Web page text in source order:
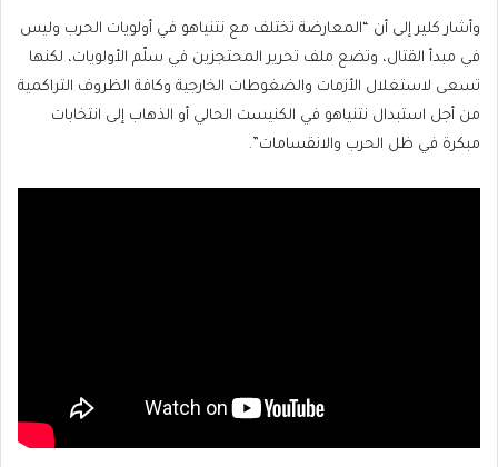
وأشار كلير إلى أن “المعارضة تختلف مع نتنياهو في أولويات الحرب وليس
في مبدأ القتال، وتضع ملف تحرير المحتجزين في سلّم الأولويات، لكنها
تسعى لاستغلال الأزمات والضغوطات الخارجية وكافة الظروف التراكمية
من أجل استبدال نتنياهو في الكنيست الحالي أو الذهاب إلى انتخابات
مبكرة في ظل الحرب والانقسامات”.